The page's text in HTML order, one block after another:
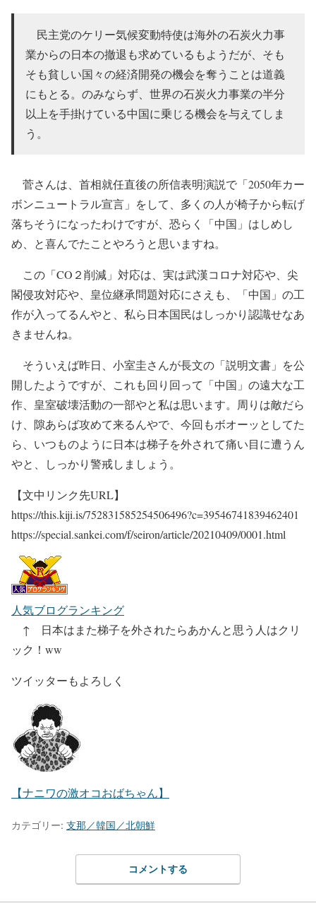
民主党のケリー気候変動特使は海外の石炭火力事
業からの日本の撤退も求めているもようだが、そも
そも貧しい国々の経済開発の機会を奪うことは道義
にもとる。のみならず、世界の石炭火力事業の半分
以上を手掛けている中国に乗じる機会を与えてしま
う。
菅さんは、首相就任直後の所信表明演説で「2050年カー
ボンニュートラル宣言」をして、多くの人が椅子から転げ
落ちそうになったわけですが、恐らく「中国」はしめし
め、と喜んでたことやろうと思いますね。
この「CO２削減」対応は、実は武漢コロナ対応や、尖
閣侵攻対応や、皇位継承問題対応にさえも、「中国」の工
作が入ってるんやと、私ら日本国民はしっかり認識せなあ
きませんね。
そういえば昨日、小室圭さんが長文の「説明文書」を公
開したようですが、これも回り回って「中国」の遠大な工
作、皇室破壊活動の一部やと私は思います。周りは敵だら
け、隙あらば攻めて来るんやで、今回もボオーッとしてた
ら、いつものように日本は梯子を外されて痛い目に遭うん
やと、しっかり警戒しましょう。
【文中リンク先URL】
https://this.kiji.is/752831585254506496?c=39546741839462401
https://special.sankei.com/f/seiron/article/20210409/0001.html
人気ブログランキング
↑ 日本はまた梯子を外されたらあかんと思う人はクリ
ック！ww
ツイッターもよろしく
【ナニワの激オコおばちゃん】
カテゴリー: 支那／韓国／北朝鮮
コメントする